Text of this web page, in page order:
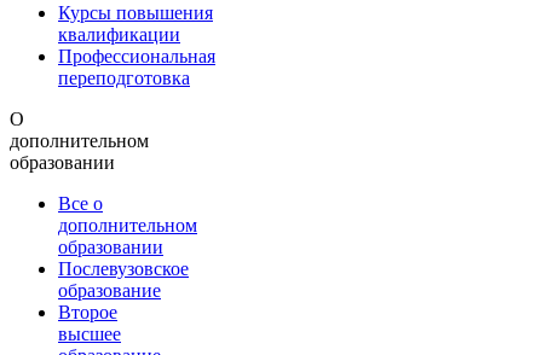
Курсы повышения
квалификации
Профессиональная
переподготовка
О
дополнительном
образовании
Все о
дополнительном
образовании
Послевузовское
образование
Второе
высшее